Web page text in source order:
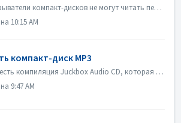
Многие проигрыватели компакт-дисков не могут читать перезаписываемые компакт-диски (CD-RW). Поэтому для записи Audio CD следует использовать обычные CD-ROM.
10:15 AM
компакт-диск MP3
В Nero Express есть компиляция Juckbox Audio CD, которая создает CD со всеми вашими любимыми файлами MP3, WMA или Nero AAC, которые могут быть воспроизведен...
9:47 AM